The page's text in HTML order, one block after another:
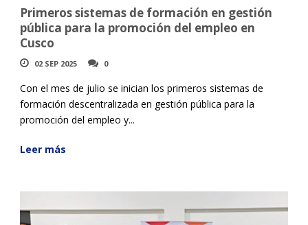
Primeros sistemas de formación en gestión
pública para la promoción del empleo en
Cusco
02 SEP 2025 0
Con el mes de julio se inician los primeros sistemas de
formación descentralizada en gestión pública para la
promoción del empleo y...
Leer más